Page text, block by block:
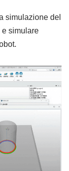
simulazione del
e simulare